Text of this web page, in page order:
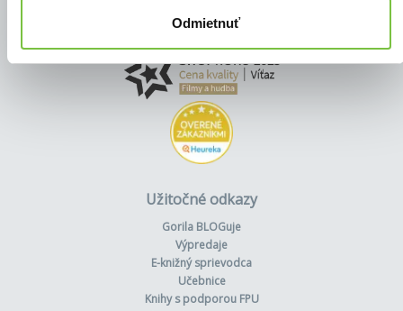
Odmietnuť
Užitočné odkazy
Gorila BLOGuje
Výpredaje
E-knižný sprievodca
Učebnice
Knihy s podporou FPU